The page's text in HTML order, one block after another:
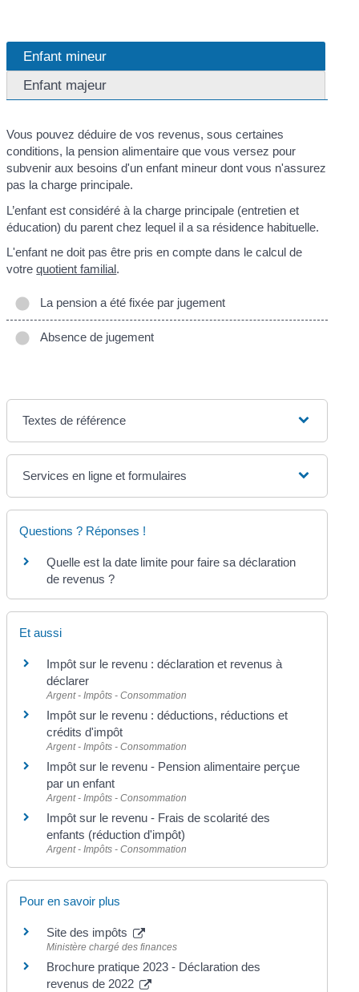
Enfant mineur
Enfant majeur
Vous pouvez déduire de vos revenus, sous certaines
conditions, la pension alimentaire que vous versez pour
subvenir aux besoins d'un enfant mineur dont vous n'assurez
pas la charge principale.
L’enfant est considéré à la charge principale (entretien et
éducation) du parent chez lequel il a sa résidence habituelle.
L'enfant ne doit pas être pris en compte dans le calcul de
votrequotient familial.
La pension a été fixée par jugement
Absence de jugement
Textes de référence
Services en ligne et formulaires
Questions ? Réponses !
Quelle est la date limite pour faire sa déclaration
de revenus ?
Et aussi
Impôt sur le revenu : déclaration et revenus à
déclarer
Argent - Impôts - Consommation
Impôt sur le revenu : déductions, réductions et
crédits d'impôt
Argent - Impôts - Consommation
Impôt sur le revenu - Pension alimentaire perçue
par un enfant
Argent - Impôts - Consommation
Impôt sur le revenu - Frais de scolarité des
enfants (réduction d'impôt)
Argent - Impôts - Consommation
Pour en savoir plus
Site des impôts
Ministère chargé des finances
Brochure pratique 2023 - Déclaration des
revenus de 2022